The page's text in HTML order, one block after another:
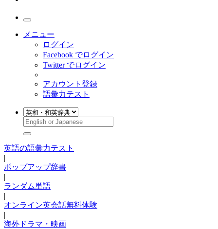
メニュー
ログイン
Facebook でログイン
Twitter でログイン
アカウント登録
語彙力テスト
英語の語彙力テスト
|
ポップアップ辞書
|
ランダム単語
|
オンライン英会話無料体験
|
海外ドラマ・映画